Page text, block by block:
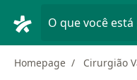
O que você
Homepage Cirurgião